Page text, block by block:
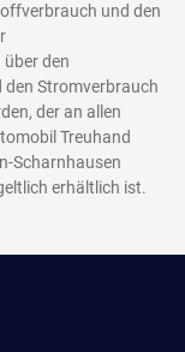
und den
den
den Stromverbrauch
der an allen
Treuhand
Scharnhausen
erhältlich ist.